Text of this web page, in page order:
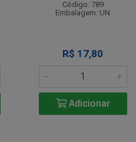
Código: 789
Embalagem: UN
R$ 17,80
Adicionar